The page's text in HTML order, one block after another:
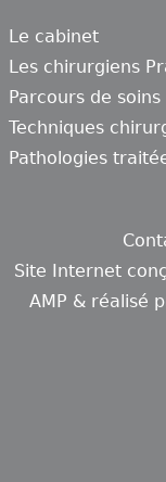
Le cabinet
Les chirurgiens
Parcours de soins
Techniques
Pathologies
Site Internet
AMP & réalisé